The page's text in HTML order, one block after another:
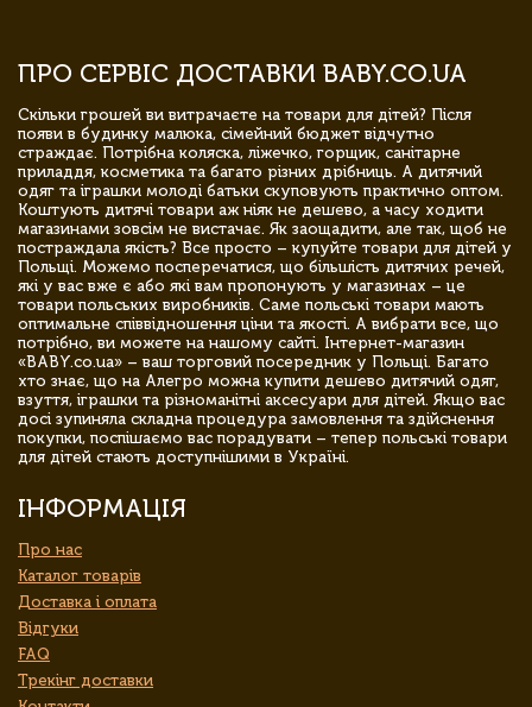
ПРО СЕРВІС ДОСТАВКИ BABY.CO.UA
Скільки грошей ви витрачаєте на товари для дітей? Після
появи в будинку малюка, сімейний бюджет відчутно
страждає. Потрібна коляска, ліжечко, горщик, санітарне
приладдя, косметика та багато різних дрібниць. А дитячий
одяг та іграшки молоді батьки скуповують практично оптом.
Коштують дитячі товари аж ніяк не дешево, а часу ходити
магазинами зовсім не вистачає. Як заощадити, але так, щоб не
постраждала якість? Все просто – купуйте товари для дітей у
Польщі. Можемо посперечатися, що більшість дитячих речей,
які у вас вже є або які вам пропонують у магазинах – це
товари польських виробників. Саме польські товари мають
оптимальне співвідношення ціни та якості. А вибрати все, що
потрібно, ви можете на нашому сайті. Інтернет-магазин
«BABY.co.ua» – ваш торговий посередник у Польщі. Багато
хто знає, що на Алегро можна купити дешево дитячий одяг,
взуття, іграшки та різноманітні аксесуари для дітей. Якщо вас
досі зупиняла складна процедура замовлення та здійснення
покупки, поспішаємо вас порадувати – тепер польські товари
для дітей стають доступнішими в Україні.
ІНФОРМАЦІЯ
Про нас
Каталог товарів
Доставка і оплата
Відгуки
FAQ
Трекінг доставки